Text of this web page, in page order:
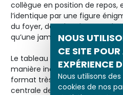
NOUS
CE SITE
EXPÉRIENCE
Nous utilisons
cookies de nos
collègue en position de repos,
l’identique par une figure
du foyer, dans l’embrasure
qu’une jambe et une partie
Le tableau Danseuses montant
manière inédite une situation
format très original est divisé
centrale de la danseuse qui